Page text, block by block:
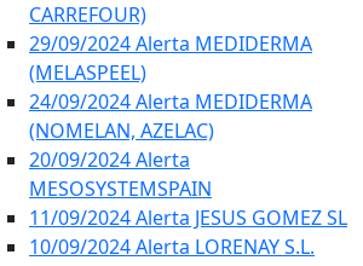
CARREFOUR)
29/09/2024 Alerta MEDIDERMA
(MELASPEEL)
24/09/2024 Alerta MEDIDERMA
(NOMELAN, AZELAC)
20/09/2024 Alerta
MESOSYSTEMSPAIN
11/09/2024 Alerta JESUS GOMEZ SL
10/09/2024 Alerta LORENAY S.L.